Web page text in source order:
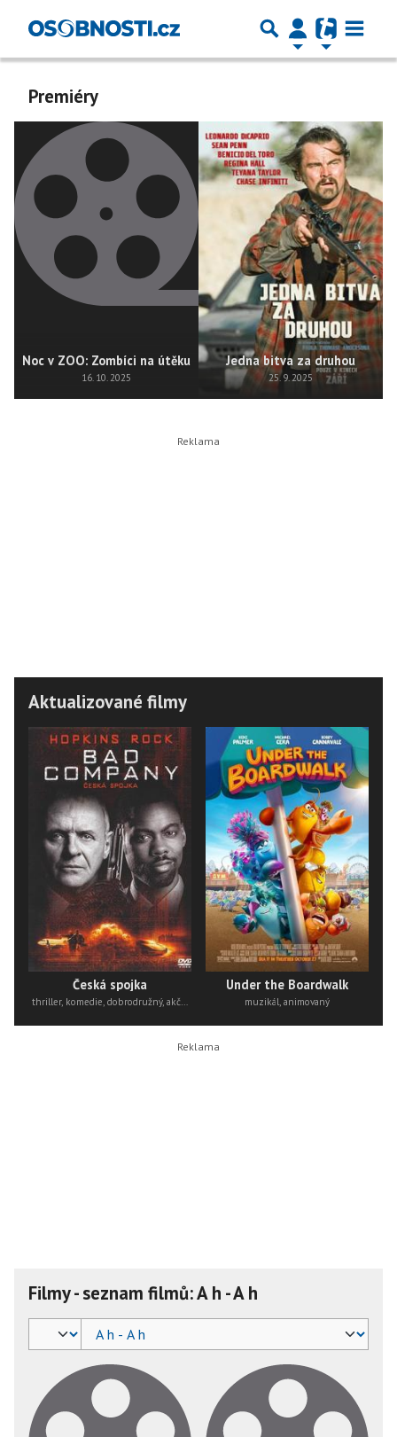
Premiéry
Noc v ZOO: Zombíci na útěku
16. 10. 2025
Jedna bitva za druhou
25. 9. 2025
Aktualizované filmy
Česká spojka
thriller, komedie, dobrodružný, akční
Under the Boardwalk
muzikál, animovaný
Filmy - seznam filmů: A h - A h